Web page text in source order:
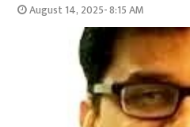
August 14, 2025- 8:15 AM